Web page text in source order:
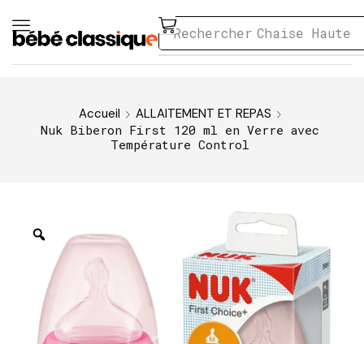
Rechercher Chaise Haute
Accueil
ALLAITEMENT ET REPAS
Nuk Biberon First 120 ml en Verre avec
Température Control